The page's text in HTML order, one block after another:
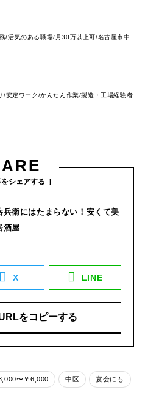
/活気のある職場/月30万以上可/名古屋市中
/安定ワーク/かんたん作業/製造・工場経験者
シェアする
兵衛にはたまらない！安くて美
酒屋
X LINE
をコピーする
〜￥6,000 中区 宴会にも